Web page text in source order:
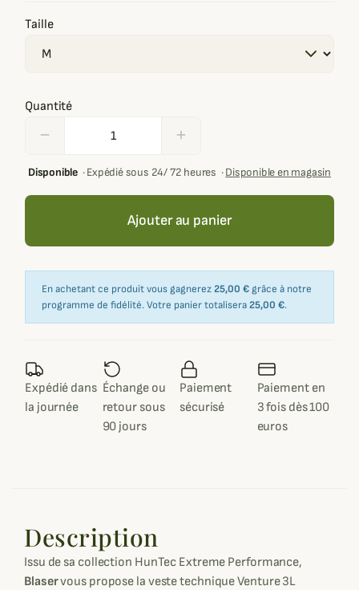
Taille
Quantité
remove add
Disponible·Expédié sous 24/ 72 heures ·Disponible en magasin
Ajouter au panier
En achetant ce produit vous gagnerez25,00 € grâce à notre
programme de fidélité. Votre panier totalisera25,00 €.
Expédié dans
la journée
Échange ou
retour sous
90 jours
Paiement
sécurisé
Paiement en
3 fois dès 100
euros
Description
Issu de sa collection HunTec Extreme Performance,
Blaservous propose la veste technique Venture 3L